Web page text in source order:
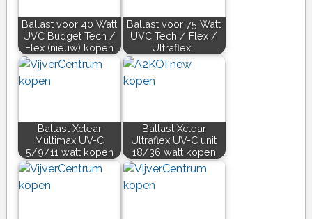
Ballast voor 40 Watt
UVC Budget Tech /
Flex (nieuw) kopen
Ballast voor 75 Watt
UVC Tech / Flex /
Ultraflex…
Ballast Xclear
Multimax UV-C
5/9/11 watt kopen
Ballast Xclear
Ultraflex UV-C unit
18/36 watt kopen